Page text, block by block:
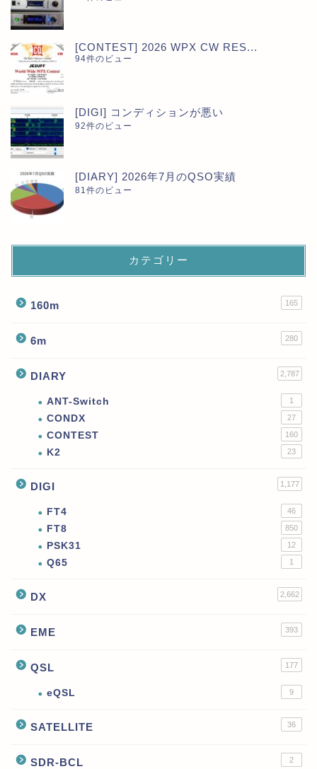
[CONTEST] 2026 WPX CW RES...
94件のビュー
[DIGI] コンディションが悪い
92件のビュー
[DIARY] 2026年7月のQSO実績
81件のビュー
カテゴリー
160m 165
6m 280
DIARY 2,787
ANT-Switch 1
CONDX 27
CONTEST 160
K2 23
DIGI 1,177
FT4 46
FT8 850
PSK31 12
Q65 1
DX 2,662
EME 393
QSL 177
eQSL 9
SATELLITE 36
SDR-BCL 2